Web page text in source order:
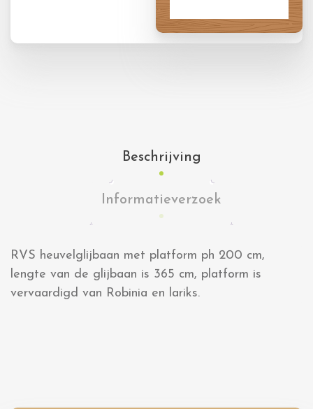
Beschrijving
Informatieverzoek
RVS heuvelglijbaan met platform ph 200 cm,
lengte van de glijbaan is 365 cm, platform is
vervaardigd van Robinia en lariks.